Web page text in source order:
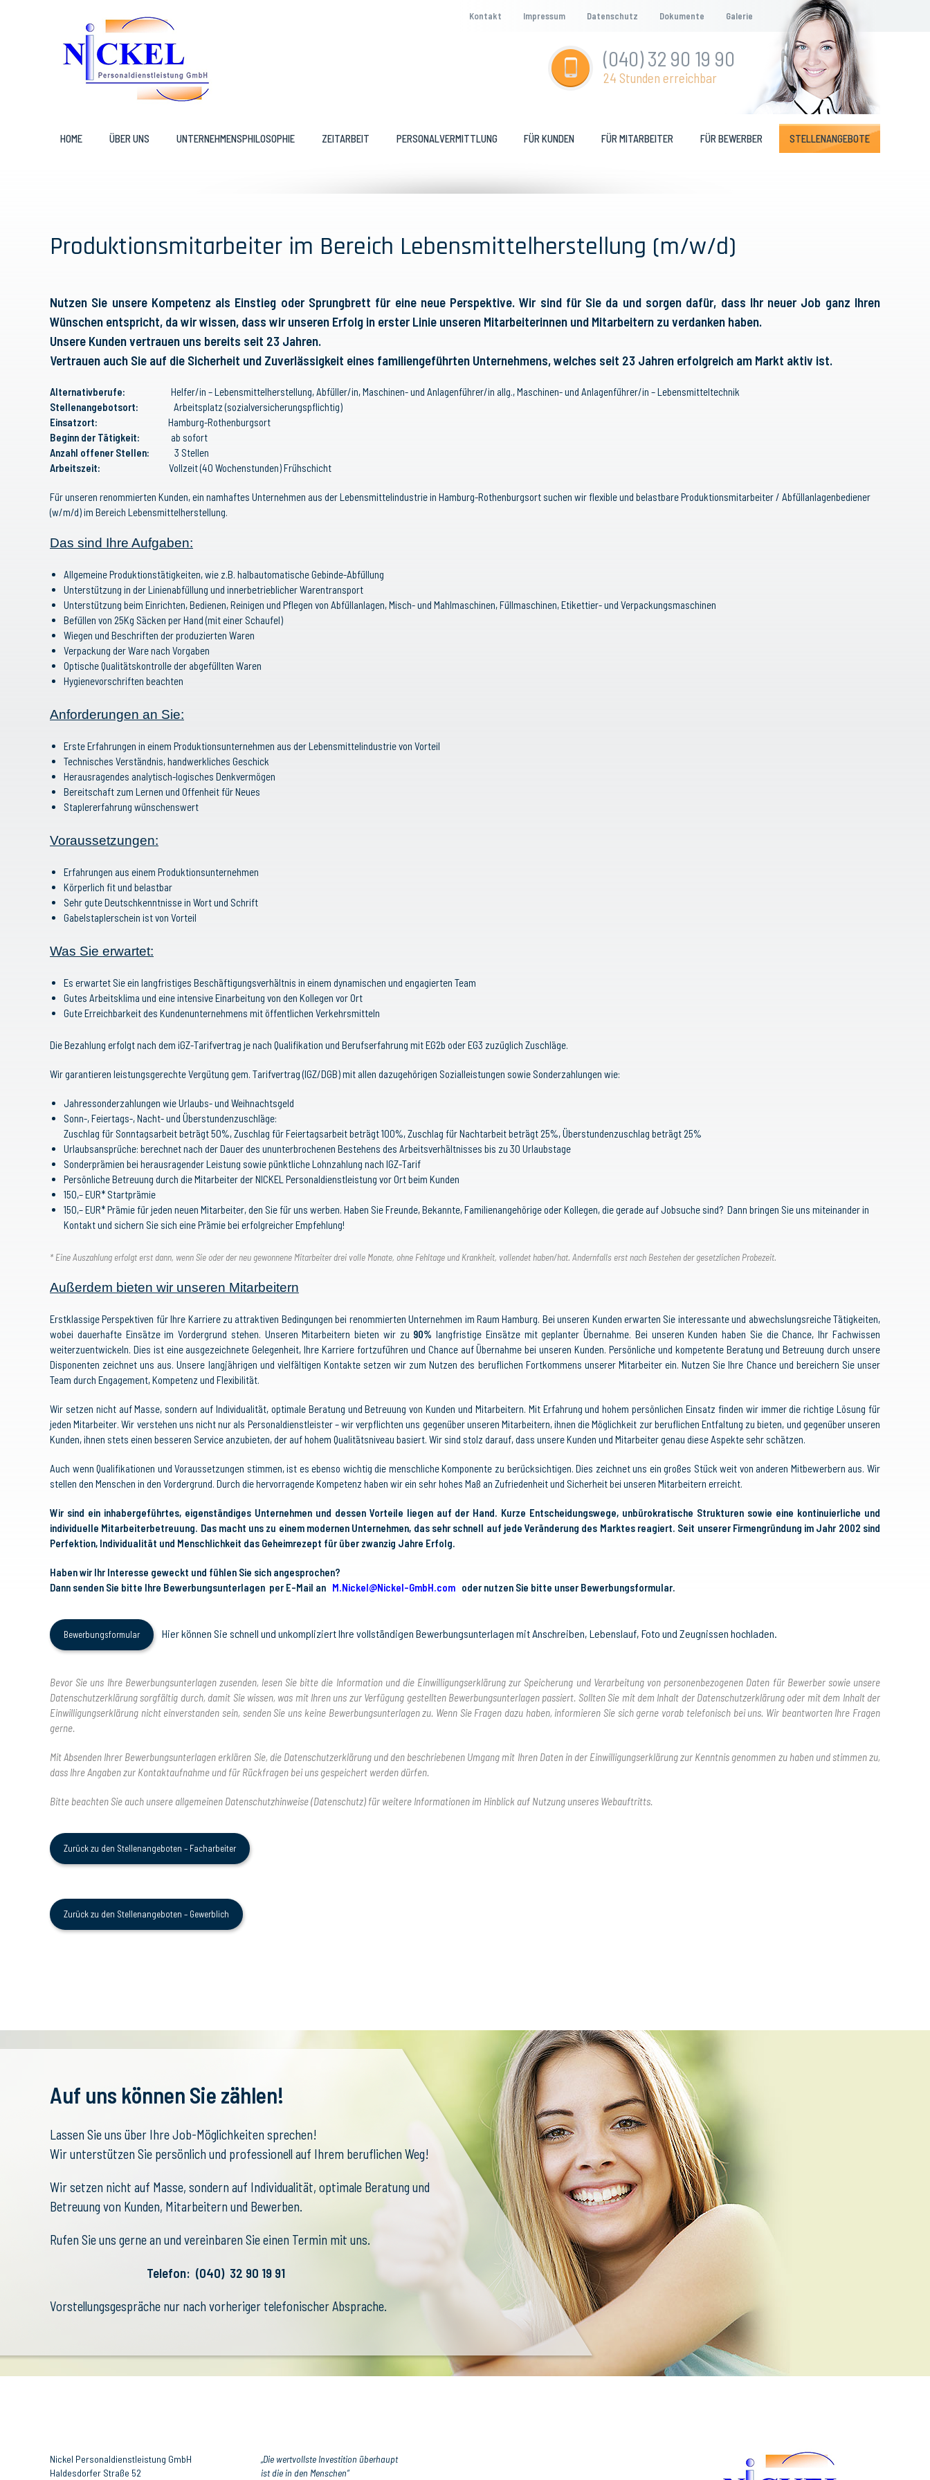
Kontakt Impressum Datenschutz Dokumente Galerie
(040) 32 90 19 90
24 Stunden erreichbar
HOME ÜBER UNS UNTERNEHMENSPHILOSOPHIE ZEITARBEIT PERSONALVERMITTLUNG FÜR KUNDEN FÜR MITARBEITER FÜR BEWERBER STELLENANGEBOTE
Produktionsmitarbeiter im Bereich Lebensmittelherstellung (m/w/d)
Nutzen Sie unsere Kompetenz als Einstieg oder Sprungbrett für eine neue Perspektive. Wir sind für Sie da und sorgen dafür, dass Ihr neuer Job ganz Ihren
Wünschen entspricht, da wir wissen, dass wir unseren Erfolg in erster Linie unseren Mitarbeiterinnen und Mitarbeitern zu verdanken haben.
Unsere Kunden vertrauen uns bereits seit 23 Jahren.
Vertrauen auch Sie auf die Sicherheit und Zuverlässigkeit eines familiengeführten Unternehmens, welches seit 23 Jahren erfolgreich am Markt aktiv ist.
Alternativberufe:
Helfer/in – Lebensmittelherstellung, Abfüller/in, Maschinen- und Anlagenführer/in allg., Maschinen- und Anlagenführer/in – Lebensmitteltechnik
Stellenangebotsort: Arbeitsplatz (sozialversicherungspflichtig)
Einsatzort:
Hamburg-Rothenburgsort
Beginn der Tätigkeit:
ab sofort
Anzahl offener Stellen:
3 Stellen
Arbeitszeit:
Vollzeit (40 Wochenstunden) Frühschicht
Für unseren renommierten Kunden, ein namhaftes Unternehmen aus der Lebensmittelindustrie in Hamburg-Rothenburgsort suchen wir flexible und belastbare Produktionsmitarbeiter / Abfüllanlagenbediener
(w/m/d) im Bereich Lebensmittelherstellung.
Das sind Ihre Aufgaben:
Allgemeine Produktionstätigkeiten, wie z.B. halbautomatische Gebinde-Abfüllung
Unterstützung in der Linienabfüllung und innerbetrieblicher Warentransport
Unterstützung beim Einrichten, Bedienen, Reinigen und Pflegen von Abfüllanlagen, Misch- und Mahlmaschinen, Füllmaschinen, Etikettier- und Verpackungsmaschinen
Befüllen von 25Kg Säcken per Hand (mit einer Schaufel)
Wiegen und Beschriften der produzierten Waren
Verpackung der Ware nach Vorgaben
Optische Qualitätskontrolle der abgefüllten Waren
Hygienevorschriften beachten
Anforderungen an Sie:
Erste Erfahrungen in einem Produktionsunternehmen aus der Lebensmittelindustrie von Vorteil
Technisches Verständnis, handwerkliches Geschick
Herausragendes analytisch-logisches Denkvermögen
Bereitschaft zum Lernen und Offenheit für Neues
Staplererfahrung wünschenswert
Voraussetzungen:
Erfahrungen aus einem Produktionsunternehmen
Körperlich fit und belastbar
Sehr gute Deutschkenntnisse in Wort und Schrift
Gabelstaplerschein ist von Vorteil
Was Sie erwartet:
Es erwartet Sie ein langfristiges Beschäftigungsverhältnis in einem dynamischen und engagierten Team
Gutes Arbeitsklima und eine intensive Einarbeitung von den Kollegen vor Ort
Gute Erreichbarkeit des Kundenunternehmens mit öffentlichen Verkehrsmitteln
Die Bezahlung erfolgt nach dem iGZ-Tarifvertrag je nach Qualifikation und Berufserfahrung mit EG2b oder EG3 zuzüglich Zuschläge.
Wir garantieren leistungsgerechte Vergütung gem. Tarifvertrag (IGZ/DGB) mit allen dazugehörigen Sozialleistungen sowie Sonderzahlungen wie:
Jahressonderzahlungen wie Urlaubs- und Weihnachtsgeld
Sonn-, Feiertags-, Nacht- und Überstundenzuschläge:
Zuschlag für Sonntagsarbeit beträgt 50%, Zuschlag für Feiertagsarbeit beträgt 100%, Zuschlag für Nachtarbeit beträgt 25%, Überstundenzuschlag beträgt 25%
Urlaubsansprüche: berechnet nach der Dauer des ununterbrochenen Bestehens des Arbeitsverhältnisses bis zu 30 Urlaubstage
Sonderprämien bei herausragender Leistung sowie pünktliche Lohnzahlung nach IGZ-Tarif
Persönliche Betreuung durch die Mitarbeiter der NICKEL Personaldienstleistung vor Ort beim Kunden
150,– EUR* Startprämie
150,– EUR* Prämie für jeden neuen Mitarbeiter, den Sie für uns werben. Haben Sie Freunde, Bekannte, Familienangehörige oder Kollegen, die gerade auf Jobsuche sind? Dann bringen Sie uns miteinander in
Kontakt und sichern Sie sich eine Prämie bei erfolgreicher Empfehlung!
* Eine Auszahlung erfolgt erst dann, wenn Sie oder der neu gewonnene Mitarbeiter drei volle Monate, ohne Fehltage und Krankheit, vollendet haben/hat. Andernfalls erst nach Bestehen der gesetzlichen Probezeit.
Außerdem bieten wir unseren Mitarbeitern
Erstklassige Perspektiven für Ihre Karriere zu attraktiven Bedingungen bei renommierten Unternehmen im Raum Hamburg. Bei unseren Kunden erwarten Sie interessante und abwechslungsreiche Tätigkeiten,
wobei dauerhafte Einsätze im Vordergrund stehen. Unseren Mitarbeitern bieten wir zu 90% langfristige Einsätze mit geplanter Übernahme. Bei unseren Kunden haben Sie die Chance, Ihr Fachwissen
weiterzuentwickeln. Dies ist eine ausgezeichnete Gelegenheit, Ihre Karriere fortzuführen und Chance auf Übernahme bei unseren Kunden. Persönliche und kompetente Beratung und Betreuung durch unsere
Disponenten zeichnet uns aus. Unsere langjährigen und vielfältigen Kontakte setzen wir zum Nutzen des beruflichen Fortkommens unserer Mitarbeiter ein. Nutzen Sie Ihre Chance und bereichern Sie unser
Team durch Engagement, Kompetenz und Flexibilität.
Wir setzen nicht auf Masse, sondern auf Individualität, optimale Beratung und Betreuung von Kunden und Mitarbeitern. Mit Erfahrung und hohem persönlichen Einsatz finden wir immer die richtige Lösung für
jeden Mitarbeiter. Wir verstehen uns nicht nur als Personaldienstleister – wir verpflichten uns gegenüber unseren Mitarbeitern, ihnen die Möglichkeit zur beruflichen Entfaltung zu bieten, und gegenüber unseren
Kunden, ihnen stets einen besseren Service anzubieten, der auf hohem Qualitätsniveau basiert. Wir sind stolz darauf, dass unsere Kunden und Mitarbeiter genau diese Aspekte sehr schätzen.
Auch wenn Qualifikationen und Voraussetzungen stimmen, ist es ebenso wichtig die menschliche Komponente zu berücksichtigen. Dies zeichnet uns ein großes Stück weit von anderen Mitbewerbern aus. Wir
stellen den Menschen in den Vordergrund. Durch die hervorragende Kompetenz haben wir ein sehr hohes Maß an Zufriedenheit und Sicherheit bei unseren Mitarbeitern erreicht.
Wir sind ein inhabergeführtes, eigenständiges Unternehmen und dessen Vorteile liegen auf der Hand. Kurze Entscheidungswege, unbürokratische Strukturen sowie eine kontinuierliche und
individuelle Mitarbeiterbetreuung. Das macht uns zu einem modernen Unternehmen, das sehr schnell auf jede Veränderung des Marktes reagiert. Seit unserer Firmengründung im Jahr 2002 sind
Perfektion, Individualität und Menschlichkeit das Geheimrezept für über zwanzig Jahre Erfolg.
Haben wir Ihr Interesse geweckt und fühlen Sie sich angesprochen?
Dann senden Sie bitte Ihre Bewerbungsunterlagen per E-Mail an M.Nickel@Nickel-GmbH.com oder nutzen Sie bitte unser Bewerbungsformular.
Bewerbungsformular Hier können Sie schnell und unkompliziert Ihre vollständigen Bewerbungsunterlagen mit Anschreiben, Lebenslauf, Foto und Zeugnissen hochladen.
Bevor Sie uns Ihre Bewerbungsunterlagen zusenden, lesen Sie bitte die Information und die Einwilligungserklärung zur Speicherung und Verarbeitung von personenbezogenen Daten für Bewerber sowie unsere
Datenschutzerklärung sorgfältig durch, damit Sie wissen, was mit Ihren uns zur Verfügung gestellten Bewerbungsunterlagen passiert. Sollten Sie mit dem Inhalt der Datenschutzerklärung oder mit dem Inhalt der
Einwilligungserklärung nicht einverstanden sein, senden Sie uns keine Bewerbungsunterlagen zu. Wenn Sie Fragen dazu haben, informieren Sie sich gerne vorab telefonisch bei uns. Wir beantworten Ihre Fragen
gerne.
Mit Absenden Ihrer Bewerbungsunterlagen erklären Sie, die Datenschutzerklärung und den beschriebenen Umgang mit Ihren Daten in der Einwilligungserklärung zur Kenntnis genommen zu haben und stimmen zu,
dass Ihre Angaben zur Kontaktaufnahme und für Rückfragen bei uns gespeichert werden dürfen.
Bitte beachten Sie auch unsere allgemeinen Datenschutzhinweise (Datenschutz) für weitere Informationen im Hinblick auf Nutzung unseres Webauftritts.
Zurück zu den Stellenangeboten – Facharbeiter
Zurück zu den Stellenangeboten – Gewerblich
Auf uns können Sie zählen!
Lassen Sie uns über Ihre Job-Möglichkeiten sprechen!
Wir unterstützen Sie persönlich und professionell auf Ihrem beruflichen Weg!
Wir setzen nicht auf Masse, sondern auf Individualität, optimale Beratung und
Betreuung von Kunden, Mitarbeitern und Bewerben.
Rufen Sie uns gerne an und vereinbaren Sie einen Termin mit uns.
Telefon: (040) 32 90 19 91
Vorstellungsgespräche nur nach vorheriger telefonischer Absprache.
Nickel Personaldienstleistung GmbH
Haldesdorfer Straße 52
„Die wertvollste Investition überhaupt
ist die in den Menschen“